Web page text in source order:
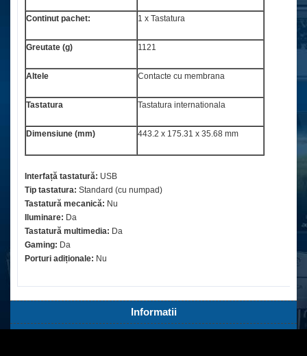
Continut pachet: 1 x Tastatura
Greutate (g) 1121
Altele Contacte cu membrana
Tastatura Tastatura internationala
Dimensiune (mm) 443.2 x 175.31 x 35.68 mm
Interfață tastatură: USB
Tip tastatura: Standard (cu numpad)
Tastatură mecanică: Nu
Iluminare: Da
Tastatură multimedia: Da
Gaming: Da
Porturi adiționale: Nu
Informatii